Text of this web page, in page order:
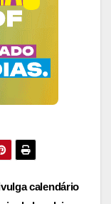
calendário